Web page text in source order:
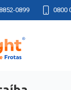
0899 0800